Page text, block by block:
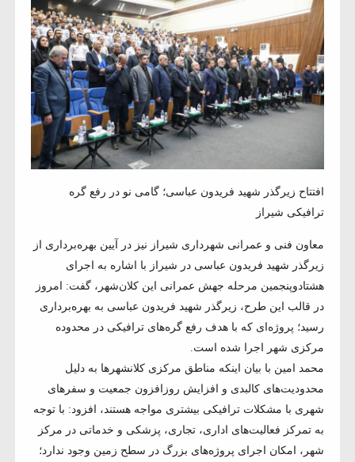
افتتاح زیرگذر شهید فریدون عباسی؛ گامی نو در رفع گره
ترافیکی شیراز
معاون فنی و عمرانی شهرداری شیراز نیز در آیین بهره‌برداری از
زیرگذر شهید فریدون عباسی در شیراز با اشاره به اجرای
هشتادوپنجمین مرحله جهش عمرانی این کلان‌شهر، گفت: امروز
در قالب این طرح، زیرگذر شهید فریدون عباسی به بهره‌برداری
رسید؛ پروژه‌ای که با هدف رفع گره‌های ترافیکی در محدوده
مرکزی شهر اجرا شده است.
محمد امین با بیان اینکه مناطق مرکزی کلانشهرها به دلیل
محدودیت‌های کالبدی و افزایش روزافزون جمعیت و سفرهای
شهری با مشکلات ترافیکی بیشتری مواجه هستند، افزود: با توجه
به تمرکز فعالیت‌های اداری، تجاری، پزشکی و خدماتی در مرکز
شهر، امکان اجرای پروژه‌های بزرگ در سطح زمین وجود ندارد؛